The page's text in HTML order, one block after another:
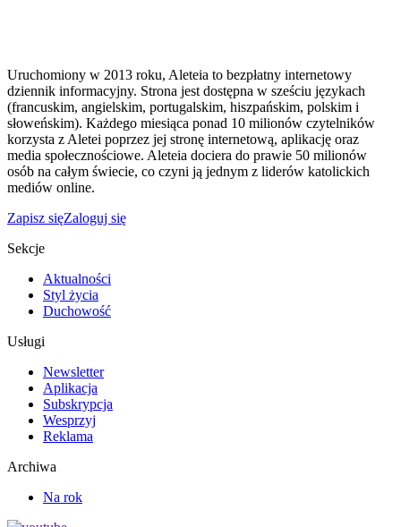
Uruchomiony w 2013 roku, Aleteia to bezpłatny internetowy
dziennik informacyjny. Strona jest dostępna w sześciu językach
(francuskim, angielskim, portugalskim, hiszpańskim, polskim i
słoweńskim). Każdego miesiąca ponad 10 milionów czytelników
korzysta z Aletei poprzez jej stronę internetową, aplikację oraz
media społecznościowe. Aleteia dociera do prawie 50 milionów
osób na całym świecie, co czyni ją jednym z liderów katolickich
mediów online.
Zapisz sięZaloguj się
Sekcje
Aktualności
Styl życia
Duchowość
Usługi
Newsletter
Aplikacja
Subskrypcja
Wesprzyj
Reklama
Archiwa
Na rok